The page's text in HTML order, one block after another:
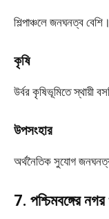
শিল্পাঞ্চলে জনঘনত্ব বেশি।
কৃষি
উর্বর কৃষিভূমিতে স্থায়ী
উপসংহার
অর্থনৈতিক সুযোগ
7. পশ্চিমবঙ্গের